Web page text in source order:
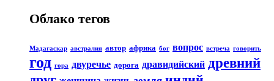
Облако тегов
Мадагаскар австралия автор африка бог вопрос встреча говорить
год гора двуречье дорога дравидийский древний